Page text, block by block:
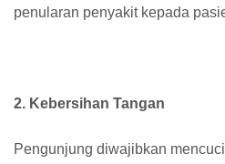
penularan penyakit kepada
2. Kebersihan Tangan
Pengunjung diwajibkan